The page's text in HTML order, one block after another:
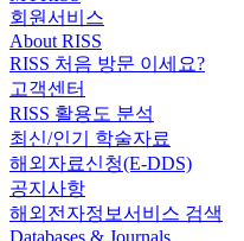
회원서비스
About RISS
RISS 처음 방문 이세요?
고객센터
RISS 활용도 분석
최신/인기 학술자료
해외자료신청(E-DDS)
공지사항
해외전자정보서비스 검색
Databases & Journals